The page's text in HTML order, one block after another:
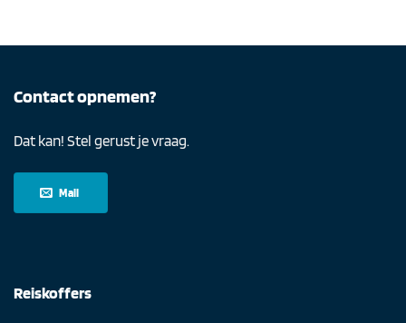
Contact opnemen?
Dat kan! Stel gerust je vraag.
Mail
Reiskoffers